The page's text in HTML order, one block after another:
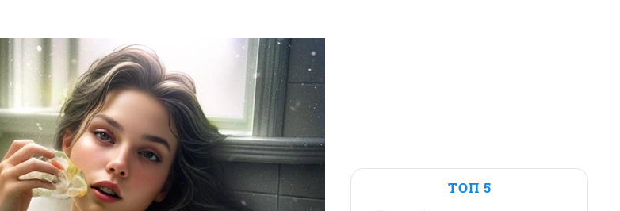
ТОП 5